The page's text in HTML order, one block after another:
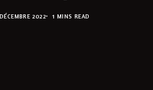
2022 1 MINS READ